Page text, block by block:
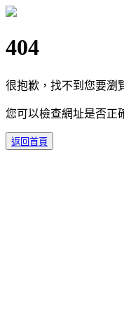
404
很抱歉，找不到您要瀏
您可以檢查網址是否正
返回首頁